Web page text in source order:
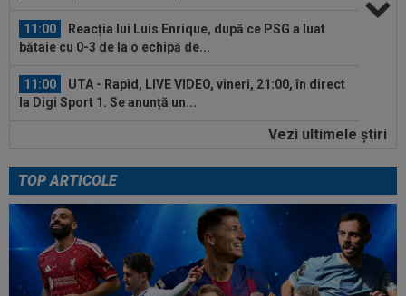
11:00
Reacția lui Luis Enrique, după ce PSG a luat
bătaie cu 0-3 de la o echipă de...
11:00
UTA - Rapid, LIVE VIDEO, vineri, 21:00, în direct
la Digi Sport 1. Se anunță un...
Messi a strălucit în primul meci ca
11:45
La 3 ani de la divorț, "cea mai frumoasă actriță
din lume" și-a găsit liniștea
11:45
Specialiștii au făcut toate calculele! Ce șanse
are CFR Cluj să treacă de...
Vezi ultimele ştiri
TOP ARTICOLE